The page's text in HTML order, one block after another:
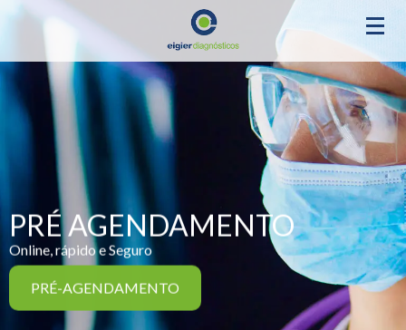
PRÉ AGENDAMENTO
Online, rápido e Seguro
PRÉ-AGENDAMENTO